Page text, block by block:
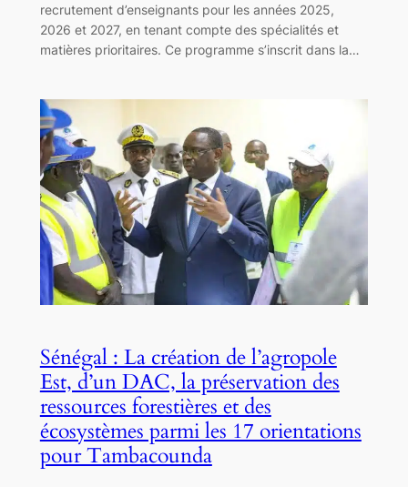
recrutement d’enseignants pour les années 2025,
2026 et 2027, en tenant compte des spécialités et
matières prioritaires. Ce programme s’inscrit dans la…
Sénégal : La création de l’agropole
Est, d’un DAC, la préservation des
ressources forestières et des
écosystèmes parmi les 17 orientations
pour Tambacounda